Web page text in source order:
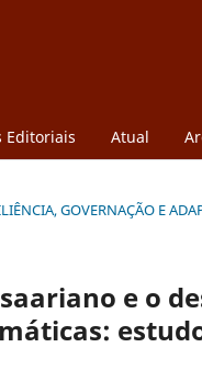
Editoriais Atual
GOVERNAÇÃO E
e o